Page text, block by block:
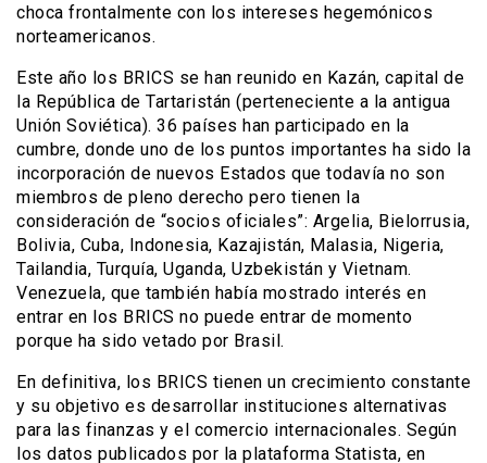
choca frontalmente con los intereses hegemónicos
norteamericanos.
Este año los BRICS se han reunido en Kazán, capital de
la República de Tartaristán (perteneciente a la antigua
Unión Soviética). 36 países han participado en la
cumbre, donde uno de los puntos importantes ha sido la
incorporación de nuevos Estados que todavía no son
miembros de pleno derecho pero tienen la
consideración de “socios oficiales”: Argelia, Bielorrusia,
Bolivia, Cuba, Indonesia, Kazajistán, Malasia, Nigeria,
Tailandia, Turquía, Uganda, Uzbekistán y Vietnam.
Venezuela, que también había mostrado interés en
entrar en los BRICS no puede entrar de momento
porque ha sido vetado por Brasil.
En definitiva, los BRICS tienen un crecimiento constante
y su objetivo es desarrollar instituciones alternativas
para las finanzas y el comercio internacionales. Según
los datos publicados por la plataforma Statista, en